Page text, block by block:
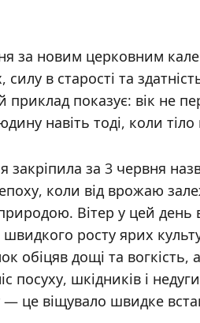
за новим церковним
в старості та
приклад показує: вік не
навіть тоді, коли
закріпила за 3 червня
епоху, коли від врожаю
Вітер у цей
росту ярих
обіцяв дощі та вогкість,
посуху, шкідників і
— це віщувало швидке